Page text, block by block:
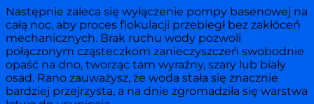
Następnie zaleca się wyłączenie pompy basenowej na
całą noc, aby proces flokulacji przebiegł bez zakłóceń
mechanicznych. Brak ruchu wody pozwoli
połączonym cząsteczkom zanieczyszczeń swobodnie
opaść na dno, tworząc tam wyraźny, szary lub biały
osad. Rano zauważysz, że woda stała się znacznie
bardziej przejrzysta, a na dnie zgromadziła się warstwa